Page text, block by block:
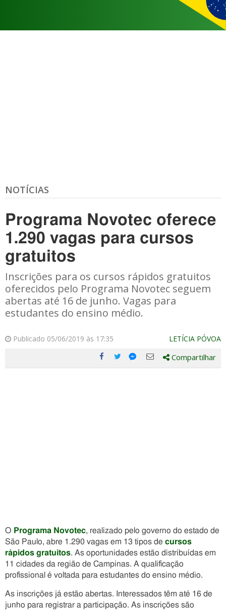
NOTÍCIAS
Programa Novotec oferece
1.290 vagas para cursos
gratuitos
Inscrições para os cursos rápidos gratuitos
oferecidos pelo Programa Novotec seguem
abertas até 16 de junho. Vagas para
estudantes do ensino médio.
Publicado 05/06/2019 às 17:35 LETÍCIA PÓVOA
Compartilhe
Compartilhe
Compartilhe
Compartilhe
Compartilhar
O Programa Novotec, realizado pelo governo do estado de
São Paulo, abre 1.290 vagas em 13 tipos de cursos
rápidos gratuitos. As oportunidades estão distribuídas em
11 cidades da região de Campinas. A qualificação
profissional é voltada para estudantes do ensino médio.
As inscrições já estão abertas. Interessados têm até 16 de
junho para registrar a participação. As inscrições são